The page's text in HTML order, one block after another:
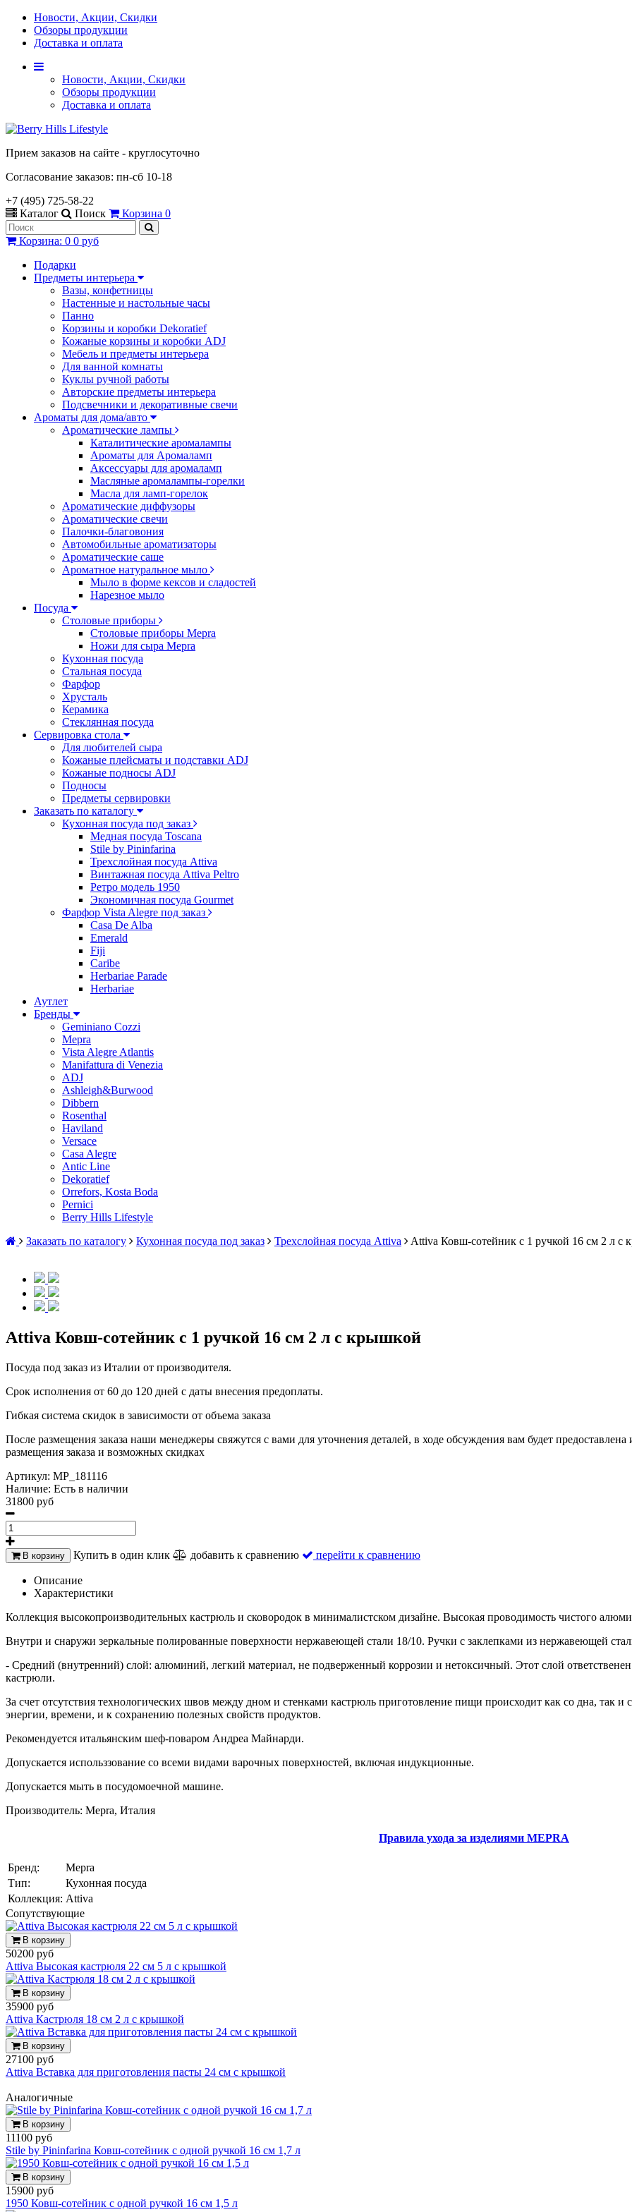
Новости, Акции, Скидки
Обзоры продукции
Доставка и оплата
Новости, Акции, Скидки
Обзоры продукции
Доставка и оплата
Прием заказов на сайте - круглосуточно
Согласование заказов: пн-сб 10-18
+7 (495) 725-58-22
Каталог
Поиск Корзина 0
Корзина: 0 0 руб
Подарки
Предметы интерьера
Вазы, конфетницы
Настенные и настольные часы
Панно
Корзины и коробки Dekoratief
Кожаные корзины и коробки ADJ
Мебель и предметы интерьера
Для ванной комнаты
Куклы ручной работы
Авторские предметы интерьера
Подсвечники и декоративные свечи
Ароматы для дома/авто
Ароматические лампы
Каталитические аромалампы
Ароматы для Аромаламп
Аксессуары для аромаламп
Масляные аромалампы-горелки
Масла для ламп-горелок
Ароматические диффузоры
Ароматические свечи
Палочки-благовония
Автомобильные ароматизаторы
Ароматические саше
Ароматное натуральное мыло
Мыло в форме кексов и сладостей
Нарезное мыло
Посуда
Столовые приборы
Столовые приборы Mepra
Ножи для сыра Mepra
Кухонная посуда
Стальная посуда
Фарфор
Хрусталь
Керамика
Стеклянная посуда
Сервировка стола
Для любителей сыра
Кожаные плейсматы и подставки ADJ
Кожаные подносы ADJ
Подносы
Предметы сервировки
Заказать по каталогу
Кухонная посуда под заказ
Медная посуда Toscana
Stile by Pininfarina
Трехслойная посуда Attiva
Винтажная посуда Attiva Peltro
Ретро модель 1950
Экономичная посуда Gourmet
Фарфор Vista Alegre под заказ
Casa De Alba
Emerald
Fiji
Caribe
Herbariae Parade
Herbariae
Аутлет
Бренды
Geminiano Cozzi
Mepra
Vista Alegre Atlantis
Manifattura di Venezia
ADJ
Ashleigh&Burwood
Dibbern
Rosenthal
Haviland
Versace
Casa Alegre
Antic Line
Dekoratief
Orrefors, Kosta Boda
Pernici
Berry Hills Lifestyle
Заказать по каталогу
Кухонная посуда под заказ Трехслойная посуда Attiva Attiva Ковш-сотейник с 1 ручкой 16 см 2 л с
Attiva Ковш-сотейник с 1 ручкой 16 см 2 л с крышкой
Посуда под заказ из Италии от производителя.
Срок исполнения от 60 до 120 дней с даты внесения предоплаты.
Гибкая система скидок в зависимости от объема заказа
После размещения заказа наши менеджеры свяжутся с вами для уточнения деталей, в ходе обсуждения вам будет
размещения заказа и возможных скидках
Артикул: MP_181116
Наличие: Есть в наличии
31800 руб
В корзину Купить в один клик добавить к сравнению перейти к сравнению
Описание
Характеристики
Коллекция высокопроизводительных кастрюль и сковородок в минималистском дизайне. Высокая проводимость чистого
Внутри и снаружи зеркальные полированные поверхности нержавеющей стали 18/10. Ручки с заклепками из нержавеющей
- Средний (внутренний) слой: алюминий, легкий материал, не подверженный коррозии и нетоксичный. Этот слой
кастрюли.
За счет отсутствия технологических швов между дном и стенками кастрюль приготовление пищи происходит как со дна, так
энергии, времени, и к сохранению полезных свойств продуктов.
Рекомендуется итальянским шеф-поваром Андреа Майнарди.
Допускается использзование со всеми видами варочных поверхностей, включая индукционные.
Допускается мыть в посудомоечной машине.
Производитель: Mepra, Италия
Правила ухода за изделиями MEPRA
Бренд:
Mepra
Тип:
Кухонная посуда
Коллекция: Attiva
Cопутствующие
В корзину
50200 руб
Attiva Высокая кастрюля 22 см 5 л с крышкой
В корзину
35900 руб
Attiva Кастрюля 18 см 2 л с крышкой
В корзину
27100 руб
Attiva Вставка для приготовления пасты 24 см с крышкой
Аналогичные
В корзину
11100 руб
Stile by Pininfarina Ковш-сотейник с одной ручкой 16 см 1,7 л
В корзину
15900 руб
1950 Ковш-сотейник с одной ручкой 16 см 1,5 л